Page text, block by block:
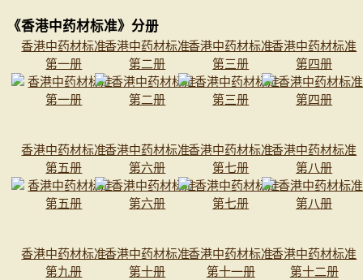
《香港中药材标准》分册
香港中药材标准
第一册
香港中药材标准
第二册
香港中药材标准
第三册
香港中药材标准
第四册
香港中药材标准
第五册
香港中药材标准
第六册
香港中药材标准
第七册
香港中药材标准
第八册
香港中药材标准
第九册
香港中药材标准
第十册
香港中药材标准
第十一册
香港中药材标准
第十二册